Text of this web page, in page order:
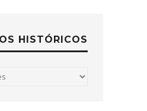
HISTÓRICOS